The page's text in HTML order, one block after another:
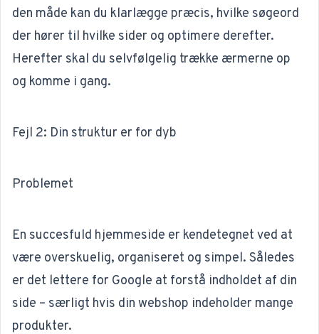
den måde kan du klarlægge præcis, hvilke søgeord
der hører til hvilke sider og optimere derefter.
Herefter skal du selvfølgelig trække ærmerne op
og komme i gang.
Fejl 2: Din struktur er for dyb
Problemet
En succesfuld hjemmeside er kendetegnet ved at
være overskuelig, organiseret og simpel. Således
er det lettere for Google at forstå indholdet af din
side – særligt hvis din webshop indeholder mange
produkter.